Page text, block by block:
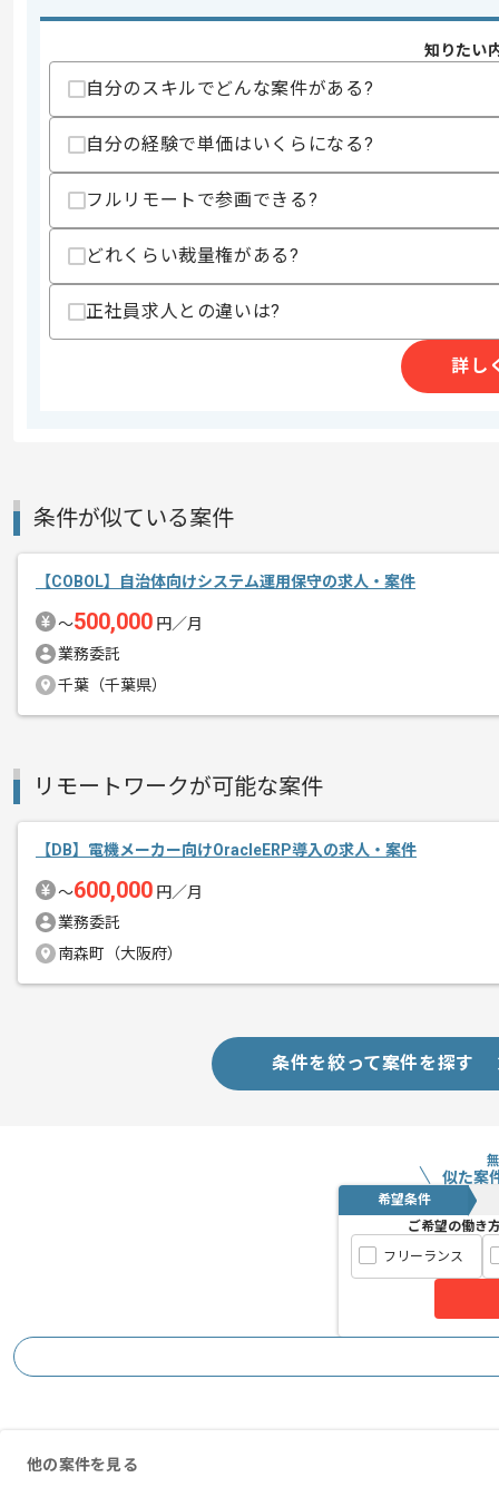
この案件のポイント
社内システム開発
特徴
20代活躍中 , 30代活躍
スキル
求めるスキル
・クラウドプロバイダー用いたクラウ
・リレーショナルデータベースに関する
・SQLまたはNoSQLデータベースに関す
・データとプロセスの根本原因分析経験
精算・お支払い
その他募集要項
商談回数
1回
募集人数
1人
国際的に製薬関連の事業を展開しており
ご自身のビジネススキルを活かしたい方
複数の関係者との調整や原因分析が得
基本的には一部リモートでの作業を見
知りたい
自分のスキルでどんな案件がある?
自分の経験で単価はいくらになる?
フルリモートで参画できる?
どれくらい裁量権がある?
正社員求人との違いは?
詳し
条件が似ている案件
【COBOL】自治体向けシステム運用保守の求人・案件
〜500,000 円／月
業務委託
千葉（千葉県）
リモートワークが可能な案件
【DB】電機メーカー向けOracleERP導入の求人・案件
〜600,000 円／月
業務委託
南森町（大阪府）
条件を絞って案件を探す
似た案
希望条件
ご希望の働き
フリーランス
他の案件を見る